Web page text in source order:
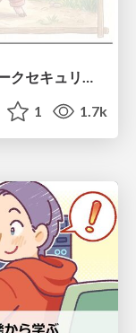
『三匹の子ぶた』から学ぶネットワークセキュリティの昔と今 / Network Security: Then and Now Through the Lens of The Three Little Pigs
1 1.7k